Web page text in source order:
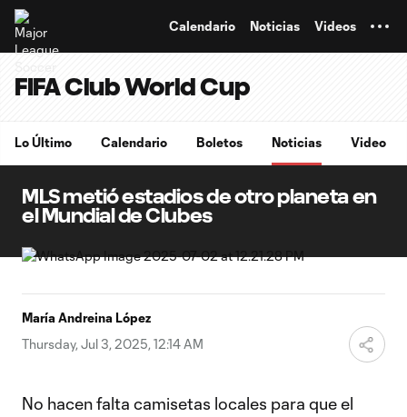
Calendario Noticias Videos
FIFA Club World Cup
Lo Último Calendario Boletos Noticias Video
MLS metió estadios de otro planeta en
el Mundial de Clubes
María Andreina López
Thursday, Jul 3, 2025, 12:14 AM
No hacen falta camisetas locales para que el